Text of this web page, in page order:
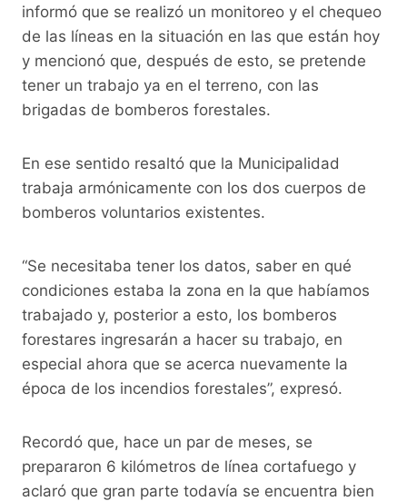
informó que se realizó un monitoreo y el chequeo
de las líneas en la situación en las que están hoy
y mencionó que, después de esto, se pretende
tener un trabajo ya en el terreno, con las
brigadas de bomberos forestales.
En ese sentido resaltó que la Municipalidad
trabaja armónicamente con los dos cuerpos de
bomberos voluntarios existentes.
“Se necesitaba tener los datos, saber en qué
condiciones estaba la zona en la que habíamos
trabajado y, posterior a esto, los bomberos
forestares ingresarán a hacer su trabajo, en
especial ahora que se acerca nuevamente la
época de los incendios forestales”, expresó.
Recordó que, hace un par de meses, se
prepararon 6 kilómetros de línea cortafuego y
aclaró que gran parte todavía se encuentra bien